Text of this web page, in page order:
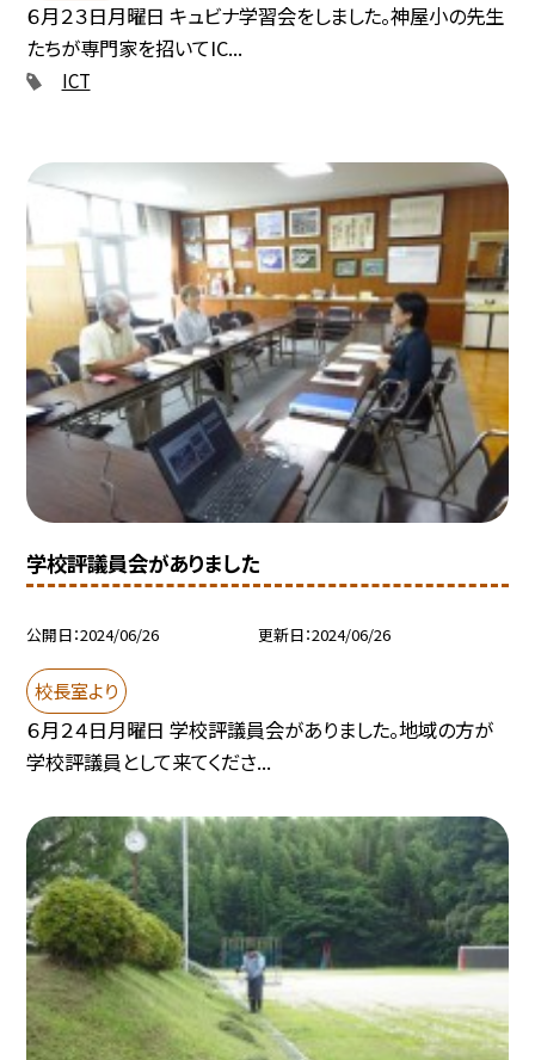
６月２３日月曜日 キュビナ学習会をしました。神屋小の先生
たちが専門家を招いてIC...
ICT
学校評議員会がありました
公開日 2024/06/26 更新日 2024/06/26
校長室より
６月２４日月曜日 学校評議員会がありました。地域の方が
学校評議員として来てくださ...